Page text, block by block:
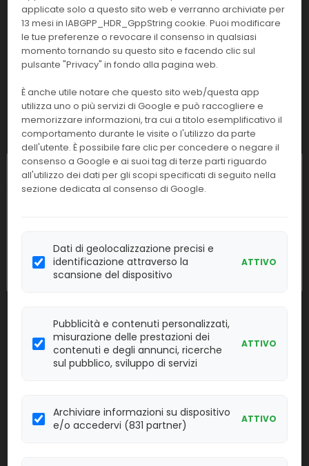
Confezione:
100 test
Linea:
BM
Effettua il LOGIN per acquistare.
100FRT HPV Genotypes 14 real-TM Quant
Confezione:
100 test
Linea:
BM
Effettua ilLOGINper acquistare.
Confezione:
50 test
Linea:
BM
V61-
50FRT
VZV Real-TM
Effettua ilLOGINper acquistare.
applicate solo a questo sito web e verranno archiviate per
13 mesi in IABGPP_HDR_GppString cookie. Puoi modificare
le tue preferenze o revocare il consenso in qualsiasi
momento tornando su questo sito e facendo clic sul
pulsante "Privacy" in fondo alla pagina web.
È anche utile notare che questo sito web/questa app
utilizza uno o più servizi di Google e può raccogliere e
memorizzare informazioni, tra cui a titolo esemplificativo il
comportamento durante le visite o l'utilizzo da parte
dell'utente. È possibile fare clic per concedere o negare il
consenso a Google e ai suoi tag di terze parti riguardo
all'utilizzo dei dati per gli scopi specificati di seguito nella
sezione dedicata al consenso di Google.
Dati di geolocalizzazione precisi e
identificazione attraverso la
scansione del dispositivo
ATTIVO
Pubblicità e contenuti personalizzati,
misurazione delle prestazioni dei
contenuti e degli annunci, ricerche
sul pubblico, sviluppo di servizi
ATTIVO
Archiviare informazioni su dispositivo
e/o accedervi (831 partner)
ATTIVO
Chiusura estiva
riprenderanno regolarmente
agosto.